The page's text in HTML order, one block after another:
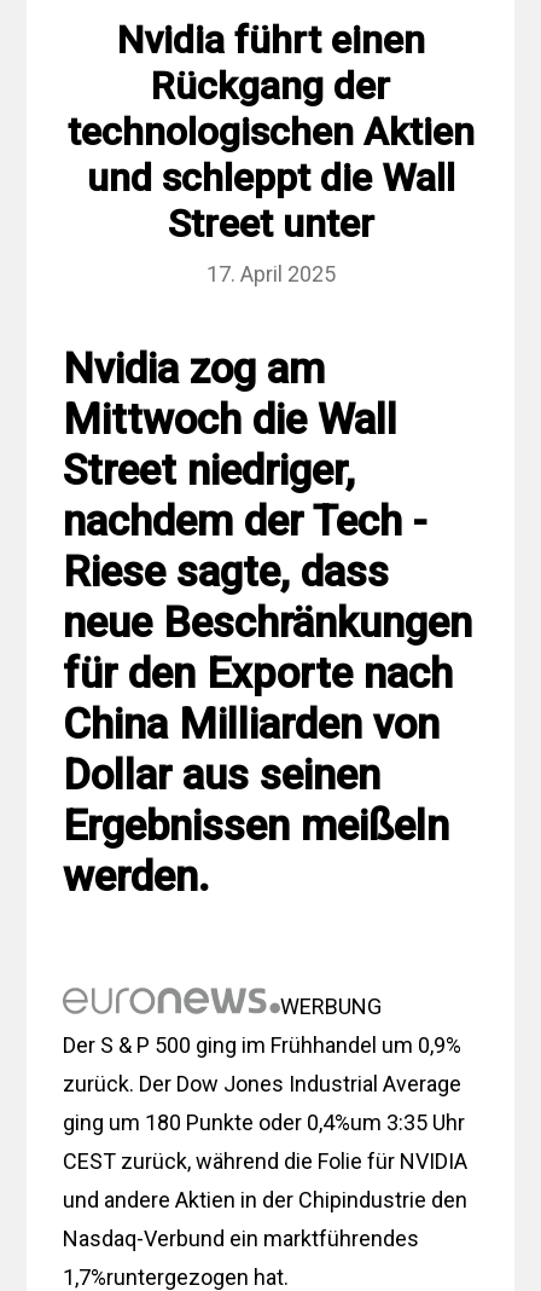
Nvidia führt einen
Rückgang der
technologischen Aktien
und schleppt die Wall
Street unter
17. April 2025
Nvidia zog am
Mittwoch die Wall
Street niedriger,
nachdem der Tech -
Riese sagte, dass
neue Beschränkungen
für den Exporte nach
China Milliarden von
Dollar aus seinen
Ergebnissen meißeln
werden.
WERBUNG
Der S & P 500 ging im Frühhandel um 0,9%
zurück. Der Dow Jones Industrial Average
ging um 180 Punkte oder 0,4%um 3:35 Uhr
CEST zurück, während die Folie für NVIDIA
und andere Aktien in der Chipindustrie den
Nasdaq-Verbund ein marktführendes
1,7%runtergezogen hat.